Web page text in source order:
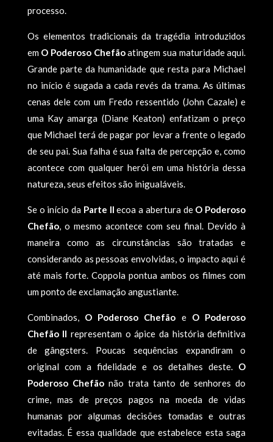
processo.
Os elementos tradicionais da tragédia introduzidos
em O Poderoso Chefãoatingem sua maturidade aqui.
Grande parte da humanidade que resta para Michael
no início é sugada a cada revés da trama. As últimas
cenas dele com um Fredo ressentido (John Cazale) e
uma Kay amarga (Diane Keaton) enfatizam o preço
que Michael terá de pagar por levar a frente o legado
de seu pai. Sua falha é sua falta de percepção e, como
acontece com qualquer herói em uma história dessa
natureza, seus efeitos são inigualáveis.
Se o início da Parte II ecoa a abertura de O Poderoso
Chefão, o mesmo acontece com seu final. Devido à
maneira como as circunstâncias são tratadas e
considerando as pessoas envolvidas, o impacto aqui é
até mais forte. Coppola pontua ambos os filmes com
um ponto de exclamação angustiante.
Combinados, O Poderoso Chefão e O Poderoso
Chefão II representam o ápice da história definitiva
de gângsters. Poucas sequências expandiram o
original com a fidelidade e os detalhes deste. O
Poderoso Chefãonão trata tanto de senhores do
crime, mas de preços pagos na moeda de vidas
humanas por algumas decisões tomadas e outras
evitadas. É essa qualidade que estabelece esta saga